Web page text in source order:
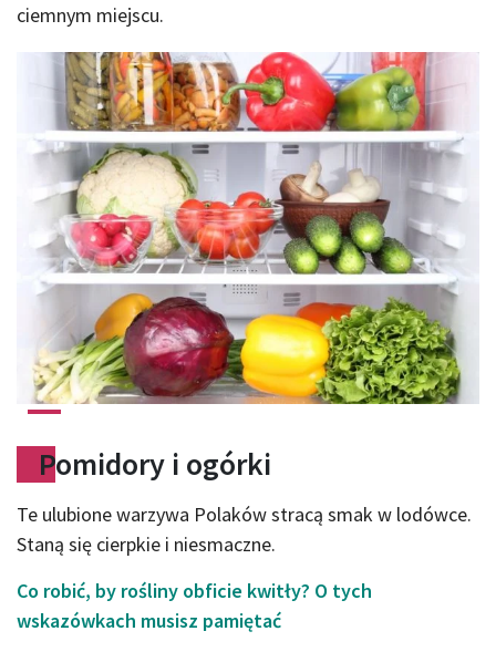
ciemnym miejscu.
Pomidory i ogórki
Te ulubione warzywa Polaków stracą smak w lodówce.
Staną się cierpkie i niesmaczne.
Co robić, by rośliny obficie kwitły? O tych
wskazówkach musisz pamiętać